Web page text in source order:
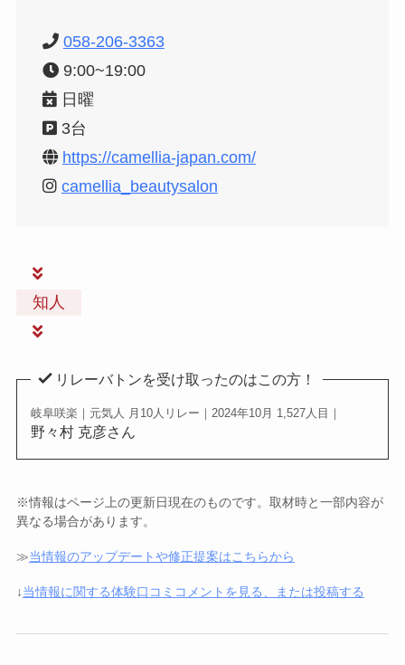
058-206-3363
9:00~19:00
日曜
3台
https://camellia-japan.com/
camellia_beautysalon
知人
リレーバトンを受け取ったのはこの方！
岐阜咲楽｜元気人 月10人リレー｜2024年10月 1,527人目｜
野々村 克彦さん
※情報はページ上の更新日現在のものです。取材時と一部内容が
異なる場合があります。
≫当情報のアップデートや修正提案はこちらから
↓当情報に関する体験口コミコメントを見る、または投稿する